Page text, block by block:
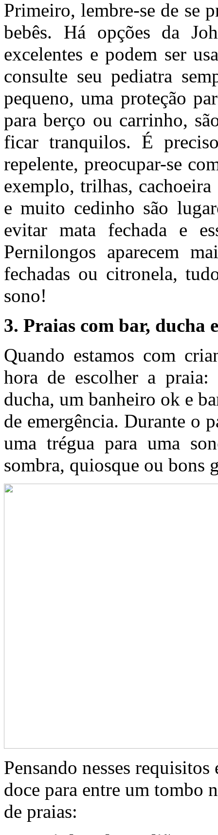
Primeiro, lembre-se de se
bebês. Há opções da
excelentes e podem ser
consulte seu pediatra
pequeno, uma proteção
para berço ou carrinho,
ficar tranquilos. É
repelente, preocupar-se
exemplo, trilhas,
e muito cedinho são
evitar mata fechada e
Pernilongos aparecem
fechadas ou citronela,
sono!
3. Praias com bar, ducha
Quando estamos com
hora de escolher a
ducha, um banheiro ok e
de emergência. Durante o
uma trégua para uma
sombra, quiosque ou bons
Pensando nesses
doce para entre um tombo
de praias: